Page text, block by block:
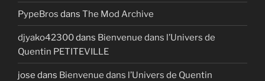
PypeBros dans The Mod Archive
djyako42300dans Bienvenue dans l’Univers de
Quentin PETITEVILLE
jose dans Bienvenue dans l’Univers de Quentin